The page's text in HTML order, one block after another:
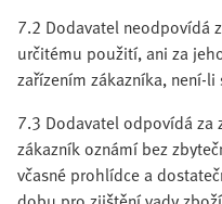
7.2 Dodavatel neodpovídá
určitému použití, ani za
zařízením zákazníka, není-
7.3 Dodavatel odpovídá za
zákazník oznámí bez
včasné prohlídce a